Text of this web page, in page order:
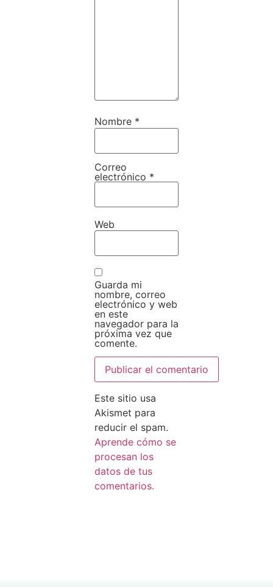
Nombre *
Correo
electrónico *
Web
Guarda mi
nombre, correo
electrónico y web
en este
navegador para la
próxima vez que
comente.
Este sitio usa
Akismet para
reducir el spam.
Aprende cómo se
procesan los
datos de tus
comentarios.